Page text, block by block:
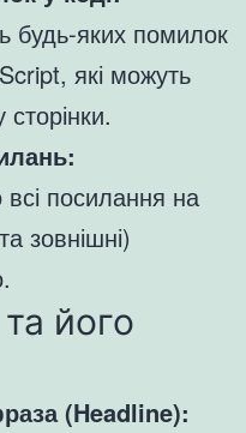
будь-яких помилок
які можуть
посилання на
зовнішні)
його
(Headline):